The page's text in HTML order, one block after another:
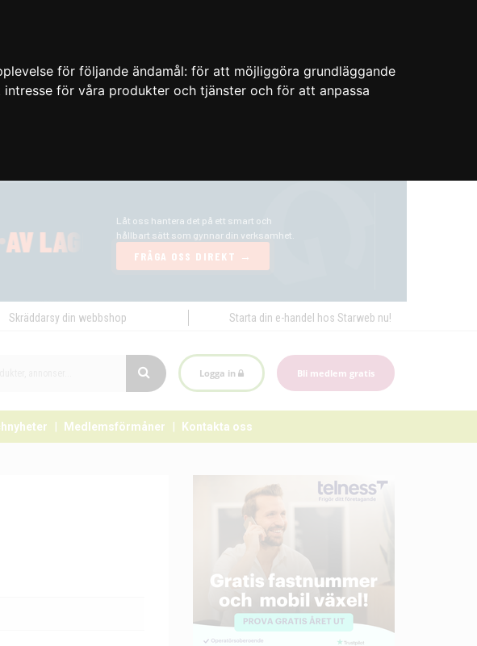
för följande ändamål: för att möjliggöra grundläggande
för våra produkter och tjänster och för att anpassa
Skräddarsy din webbshop Starta din e-handel hos Starweb nu!
Logga in Bli medlem gratis
Medlemsförmåner Kontakta oss